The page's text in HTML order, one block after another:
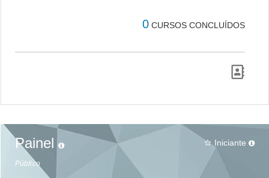
0 CURSOS CONCLUÍDOS
Painel
Público
star_border Iniciante